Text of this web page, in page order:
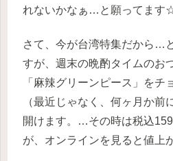
れないかなぁ…と願ってます
さて、今が台湾特集だから…
すが、週末の晩酌タイムのお
「麻辣グリーンピース」をチ
（最近じゃなく、何ヶ月か前
開けます。…その時は税込
が、オンラインを見ると値上